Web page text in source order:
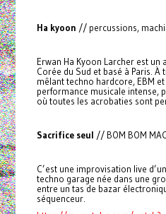
Ha kyoon // percussions,
Erwan Ha Kyoon Larcher est
Corée du Sud et basé à Paris.
mêlant techno hardcore, EBM
performance musicale intense,
où toutes les acrobaties sont
Sacrifice seul // BOM BOM
C’est une improvisation live
techno garage née dans une
entre un tas de bazar
séquenceur.